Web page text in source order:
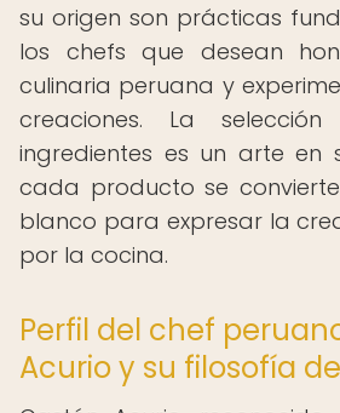
su origen son prácticas
los chefs que desean
culinaria peruana y
creaciones. La
ingredientes es un arte en
cada producto se
blanco para expresar la
por la cocina.
Perfil del chef
Acurio y su filosofía